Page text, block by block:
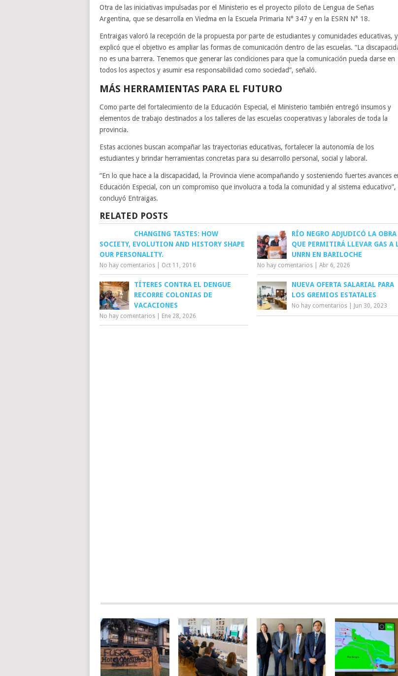
Otra de las iniciativas impulsadas por el Ministerio es el proyecto piloto de Lengua de Señas
Argentina, que se desarrolla en Viedma en la Escuela Primaria N° 347 y en la ESRN N° 18.
Entraigas valoró la recepción de la propuesta por parte de estudiantes y comunidades educativas, y
explicó que el objetivo es ampliar las formas de comunicación dentro de las escuelas. “La
no es una barrera. Tenemos que generar las condiciones para que la comunicación pueda darse en
todos los aspectos y asumir esa responsabilidad como sociedad”, señaló.
MÁS HERRAMIENTAS PARA EL FUTURO
Como parte del fortalecimiento de la Educación Especial, el Ministerio también entregó insumos y
elementos de trabajo destinados a los talleres de las escuelas cooperativas y laborales de toda la
provincia.
Estas acciones buscan acompañar las trayectorias educativas, fortalecer la autonomía de los
estudiantes y brindar herramientas concretas para su desarrollo personal, social y laboral.
“En lo que hace a la discapacidad, la Provincia viene acompañando y sosteniendo fuertes avances
Educación Especial, con un compromiso que involucra a toda la comunidad y al sistema educativo”,
concluyó Entraigas.
RELATED POSTS
CHANGING TASTES: HOW
SOCIETY, EVOLUTION AND HISTORY SHAPE
OUR PERSONALITY.
No hay comentarios Oct 11, 2016
RÍO NEGRO ADJUDICÓ LA OBRA
QUE PERMITIRÁ LLEVAR GAS A
UNRN EN BARILOCHE
No hay comentarios |Abr 6, 2026
TÍTERES CONTRA EL DENGUE
RECORRE COLONIAS DE
VACACIONES
No hay comentarios Ene 28, 2026
NUEVA OFERTA SALARIAL PARA
LOS GREMIOS ESTATALES
No hay comentarios Jun 30, 2023